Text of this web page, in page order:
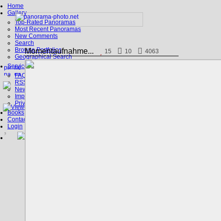
Home
Gallery
Top-Rated Panoramas
Most Recent Panoramas
New Comments
Search
Browse Portfolios
Geographical Search
Service
FAQ
RSS, Google Earth
News
Imprint
Privacy Policy
Books
Contact
Login
Momentaufnahme... 15 10 4063